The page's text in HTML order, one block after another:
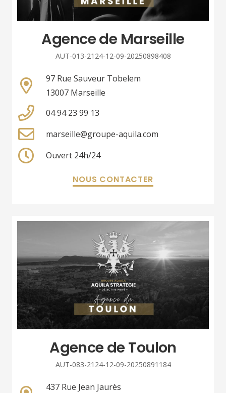
Agence de Marseille
AUT-013-2124-12-09-20250898408
97 Rue Sauveur Tobelem
13007 Marseille
04 94 23 99 13
marseille@groupe-aquila.com
Ouvert 24h/24
NOUS CONTACTER
Agence de Toulon
AUT-083-2124-12-09-20250891184
437 Rue Jean Jaurès